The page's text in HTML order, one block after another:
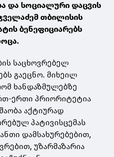
და სოციალური დაცვის
თბილისის
ბენეფიციარებს
საცხოვრებელ
გაეცნო. მიხეილ
ხანდაზმულებზე
ერთი პრიორიტეტია
აქტიურად
პატივისცემას
დამსახურებებით,
უზარმაზარია